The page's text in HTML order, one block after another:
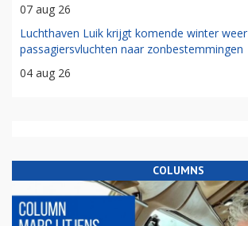
07 aug 26
Luchthaven Luik krijgt komende winter weer
passagiersvluchten naar zonbestemmingen
04 aug 26
COLUMNS